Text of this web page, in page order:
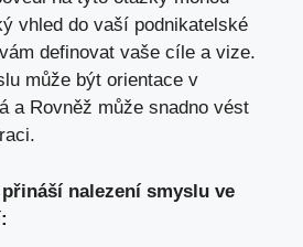
vhled do vaší podnikatelské
definovat vaše cíle a vize.
může být orientace v
a Rovněž může snadno vést
nalezení smyslu ve